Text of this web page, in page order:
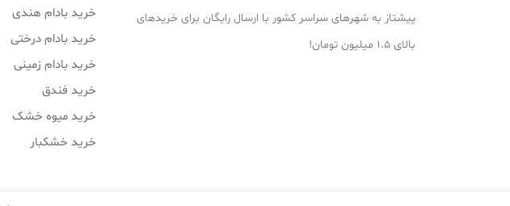
پیشتاز به شهرهای سراسر کشور با ارسال رایگان برای خریدهای
بالای 1.5 میلیون تومان!
خرید بادام هندی
خرید بادام درختی
خرید بادام زمینی
خرید فندق
خرید میوه خشک
خرید خشکبار